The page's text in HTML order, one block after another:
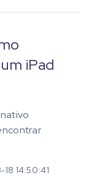
iPad
14:50:41